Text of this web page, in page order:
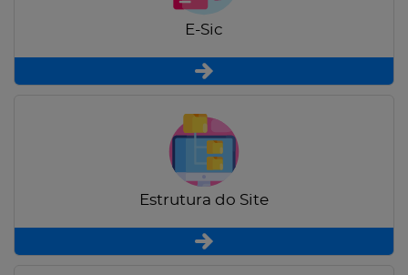
E-Sic
Estrutura do Site